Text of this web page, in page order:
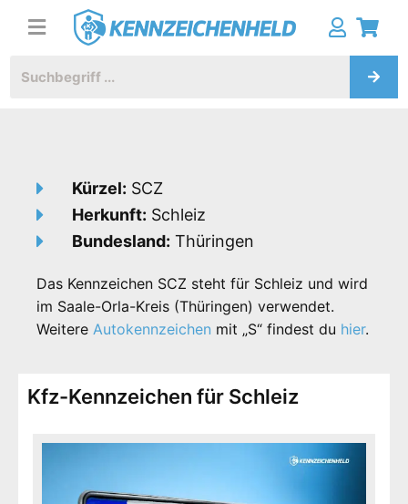
Kürzel: SCZ
Herkunft: Schleiz
Bundesland: Thüringen
Das Kennzeichen SCZ steht für Schleiz und wird
im Saale-Orla-Kreis (Thüringen) verwendet.
Weitere Autokennzeichen mit „S“ findest du hier.
Kfz-Kennzeichen für Schleiz